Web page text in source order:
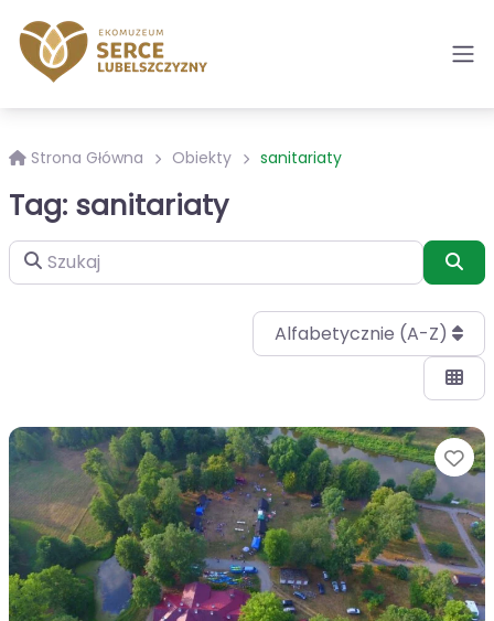
Strona Główna Obiekty sanitariaty
Tag: sanitariaty
Szukaj
Alfabetycznie (A-Z)